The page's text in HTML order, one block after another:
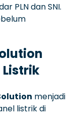
PLN dan SNI.
menjadi
listrik di